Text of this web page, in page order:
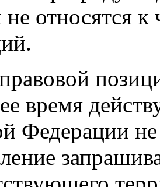
не относятся
время
Федерации